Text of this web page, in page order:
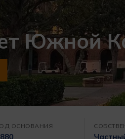
Южной
ОСНОВАНИЯ